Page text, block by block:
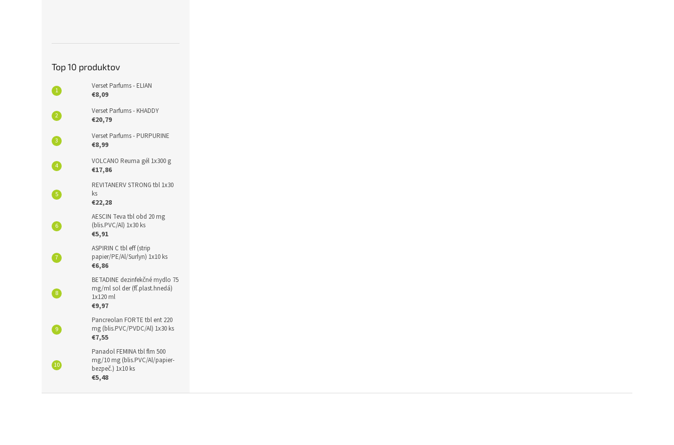
Top 10 produktov
Verset Parfums - ELIAN
€8,09
Verset Parfums - KHADDY
€20,79
Verset Parfums - PURPURINE
€8,99
VOLCANO Reuma gél 1x300 g
€17,86
REVITANERV STRONG tbl 1x30
ks
€22,28
AESCIN Teva tbl obd 20 mg
(blis.PVC/Al) 1x30 ks
€5,91
ASPIRIN C tbl eff (strip
papier/PE/Al/Surlyn) 1x10 ks
€6,86
BETADINE dezinfekčné mydlo 75
mg/ml sol der (fľ.plast.hnedá)
1x120 ml
€9,97
Pancreolan FORTE tbl ent 220
mg (blis.PVC/PVDC/Al) 1x30 ks
€7,55
Panadol FEMINA tbl flm 500
mg/10 mg (blis.PVC/Al/papier-
bezpeč.) 1x10 ks
€5,48